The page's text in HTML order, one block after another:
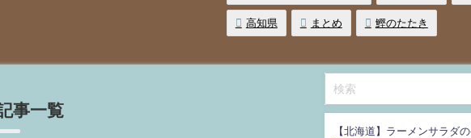
高知県 まとめ 鰹のたたき
事一覧
【北海道】ラーメンサラダ